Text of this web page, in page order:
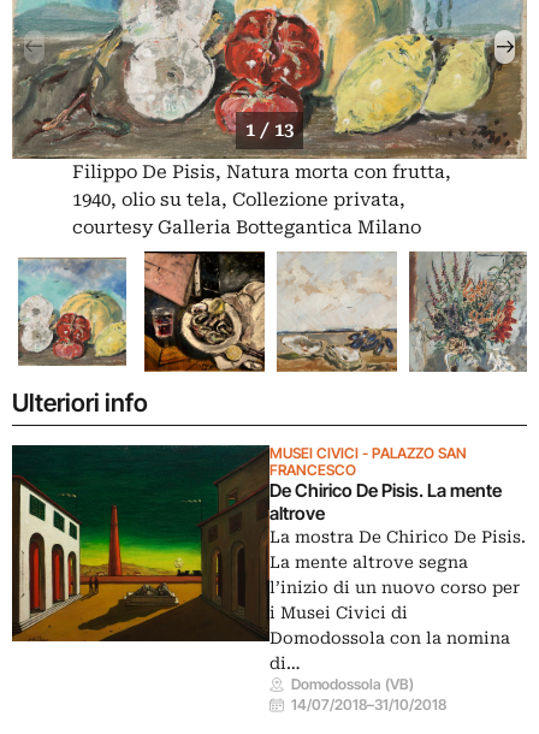
1 / 13
Filippo De Pisis, Natura morta con frutta,
1940, olio su tela, Collezione privata,
courtesy Galleria Bottegantica Milano
Bologna
Ulteriori info
MUSEI CIVICI - PALAZZO SAN
FRANCESCO
De Chirico De Pisis. La mente
altrove
La mostra De Chirico De Pisis.
La mente altrove segna
l’inizio di un nuovo corso per
i Musei Civici di
Domodossola con la nomina
di…
Domodossola (VB)
14/07/2018–31/10/2018